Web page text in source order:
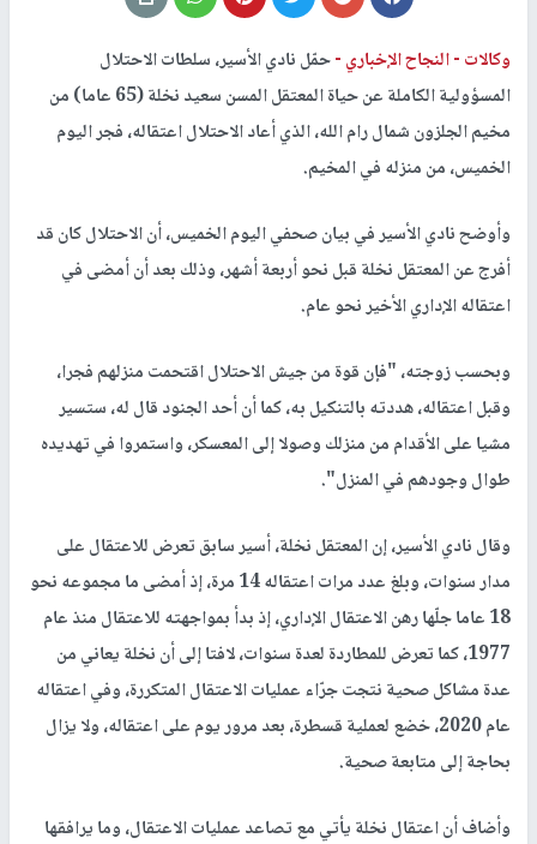
وكالات -النجاح الإخباري -حمّل نادي الأسير، سلطات الاحتلال
المسؤولية الكاملة عن حياة المعتقل المسن سعيد نخلة (65 عاما) من
مخيم الجلزون شمال رام الله، الذي أعاد الاحتلال اعتقاله، فجر اليوم
الخميس، من منزله في المخيم.
وأوضح نادي الأسير في بيان صحفي اليوم الخميس، أن الاحتلال كان قد
أفرج عن المعتقل نخلة قبل نحو أربعة أشهر، وذلك بعد أن أمضى في
اعتقاله الإداري الأخير نحو عام.
وبحسب زوجته، "فإن قوة من جيش الاحتلال اقتحمت منزلهم فجرا،
وقبل اعتقاله، هددته بالتنكيل به، كما أن أحد الجنود قال له، ستسير
مشيا على الأقدام من منزلك وصولا إلى المعسكر، واستمروا في تهديده
طوال وجودهم في المنزل".
وقال نادي الأسير، إن المعتقل نخلة، أسير سابق تعرض للاعتقال على
مدار سنوات، وبلغ عدد مرات اعتقاله 14 مرة، إذ أمضى ما مجموعه نحو
18 عاما جلّها رهن الاعتقال الإداري، إذ بدأ بمواجهته للاعتقال منذ عام
1977، كما تعرض للمطاردة لعدة سنوات، لافتا إلى أن نخلة يعاني من
عدة مشاكل صحية نتجت جرّاء عمليات الاعتقال المتكررة، وفي اعتقاله
عام 2020، خضع لعملية قسطرة، بعد مرور يوم على اعتقاله، ولا يزال
بحاجة إلى متابعة صحية.
وأضاف أن اعتقال نخلة يأتي مع تصاعد عمليات الاعتقال، وما يرافقها